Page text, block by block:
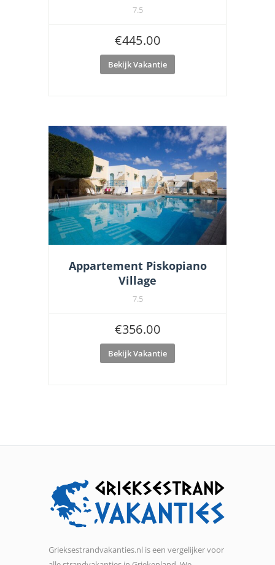
7.5
€445.00
Bekijk Vakantie
Appartement Piskopiano
Village
7.5
€356.00
Bekijk Vakantie
Grieksestrandvakanties.nl is een vergelijker voor